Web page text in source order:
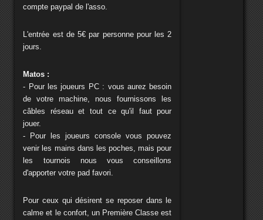
compte paypal de l'asso.
L'entrée est de 5€ par personne pour les 2
jours.
Matos :
- Pour les joueurs PC : vous aurez besoin
de votre machine, nous fournissons les
câbles réseau et tout ce qu'il faut pour
jouer.
- Pour les joueurs console vous pouvez
venir les mains dans les poches, mais pour
les tournois nous vous conseillons
d'apporter votre pad favori.
Pour ceux qui désirent se reposer dans le
calme et le confort, un Première Classe est